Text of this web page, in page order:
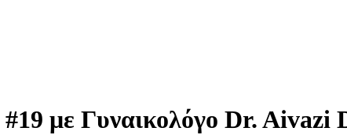
με Γυναικολόγο Dr. Aivazi